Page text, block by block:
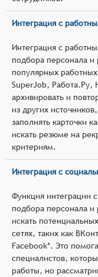
Интеграция с
Интеграция с
подбора персонала и
популярных
SuperJob, Работа.Ру,
архивировать и
из других
заполнять карточки
искать резюме на
критериям.
Интеграция с
Функция интеграции
подбора персонала и
искать
сетях, таких как
Facebook*. Это
специалистов,
работы, но